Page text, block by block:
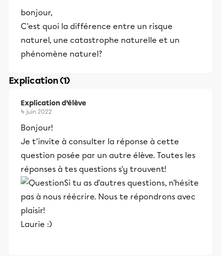
bonjour,
C'est quoi la différence entre un risque
naturel, une catastrophe naturelle et un
phénomène naturel?
Explication (1)
Explication d’élève
4 juin 2022
Bonjour!
Je t'invite à consulter la réponse à cette
question posée par un autre élève. Toutes les
réponses à tes questions s'y trouvent!
Si tu as d'autres questions, n'hésite
pas à nous réécrire. Nous te répondrons avec
plaisir!
Laurie :)